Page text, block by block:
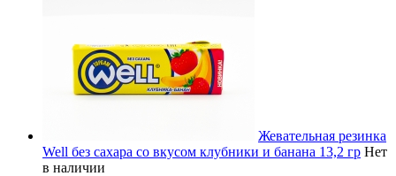
Жевательная резинка
Well без сахара со вкусом клубники и банана 13,2 гр Нет
в наличии